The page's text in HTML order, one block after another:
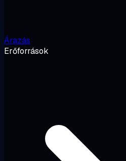
Árazás
Erőforrások